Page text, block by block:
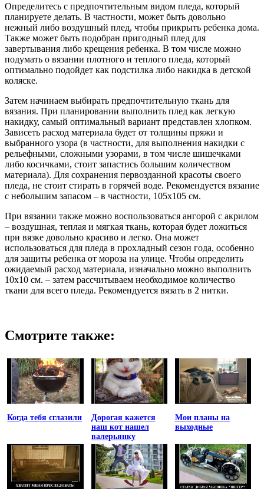
Определитесь с предпочтительным видом пледа, который
планируете делать. В частности, может быть довольно
нежный либо воздушный плед, чтобы прикрыть ребенка дома.
Также может быть подобран пригодный плед для
завертывания либо крещения ребенка. В том числе можно
подумать о вязании плотного и теплого пледа, который
оптимально подойдет как подстилка либо накидка в детской
коляске.
Затем начинаем выбирать предпочтительную ткань для
вязания. При планировании выполнить плед как легкую
накидку, самый оптимальный вариант представлен хлопком.
Зависеть расход материала будет от толщины пряжи и
выбранного узора (в частности, для выполнения накидки с
рельефными, сложными узорами, в том числе шишечками
либо косичками, стоит запастись большим количеством
материала). Для сохранения первозданной красоты своего
пледа, не стоит стирать в горячей воде. Рекомендуется вязание
с небольшим запасом – в частности, 105х105 см.
При вязании также можно воспользоваться ангорой с акрилом
– воздушная, теплая и мягкая ткань, которая будет ложиться
при вязке довольно красиво и легко. Она может
использоваться для пледа в прохладный сезон года, особенно
для защиты ребенка от мороза на улице. Чтобы определить
ожидаемый расход материала, изначально можно выполнить
10х10 см. – затем рассчитываем необходимое количество
ткани для всего пледа. Рекомендуется вязать в 2 нитки.
Смотрите также:
Когда тебя сглазили
Дорогая кажется
наш кот нашел
валерьянку
Мои планы на
выходные